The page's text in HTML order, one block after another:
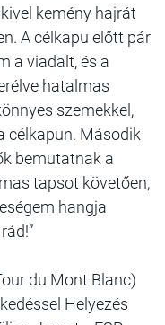
kemény hajrát
A célkapu előtt pár
a viadalt, és a
hatalmas
szemekkel,
célkapun. Második
bemutatnak a
tapsot követően,
hangja
du Mont Blanc)
Helyezés